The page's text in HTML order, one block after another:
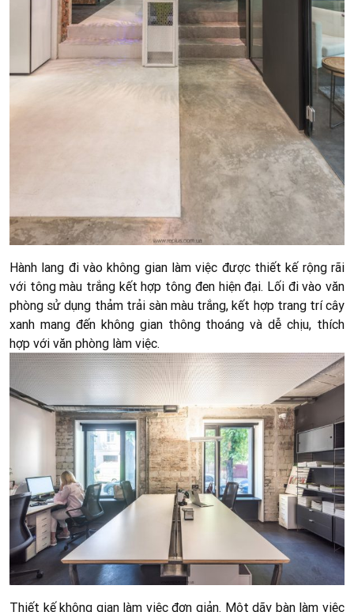
Hành lang đi vào không gian làm việc được thiết kế rộng rãi
với tông màu trắng kết hợp tông đen hiện đại. Lối đi vào văn
phòng sử dụng thảm trải sàn màu trắng, kết hợp trang trí cây
xanh mang đến không gian thông thoáng và dễ chịu, thích
hợp với văn phòng làm việc.
Thiết kế không gian làm việc đơn giản. Một dãy bàn làm việc